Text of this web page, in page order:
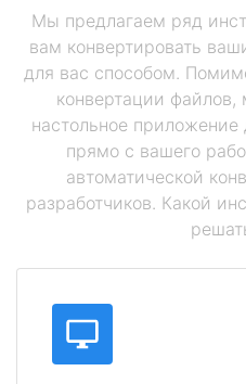
Мы предлагаем ряд
вам конвертировать
для вас способом.
конвертации
настольное
прямо с вашего
автоматической
разработчиков. Какой